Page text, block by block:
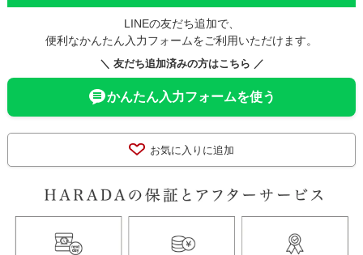
LINEの友だち追加で、
便利なかんたん入力フォームをご利用いただけます。
＼ 友だち追加済みの方はこちら ／
かんたん入力フォームを使う
お気に入りに追加